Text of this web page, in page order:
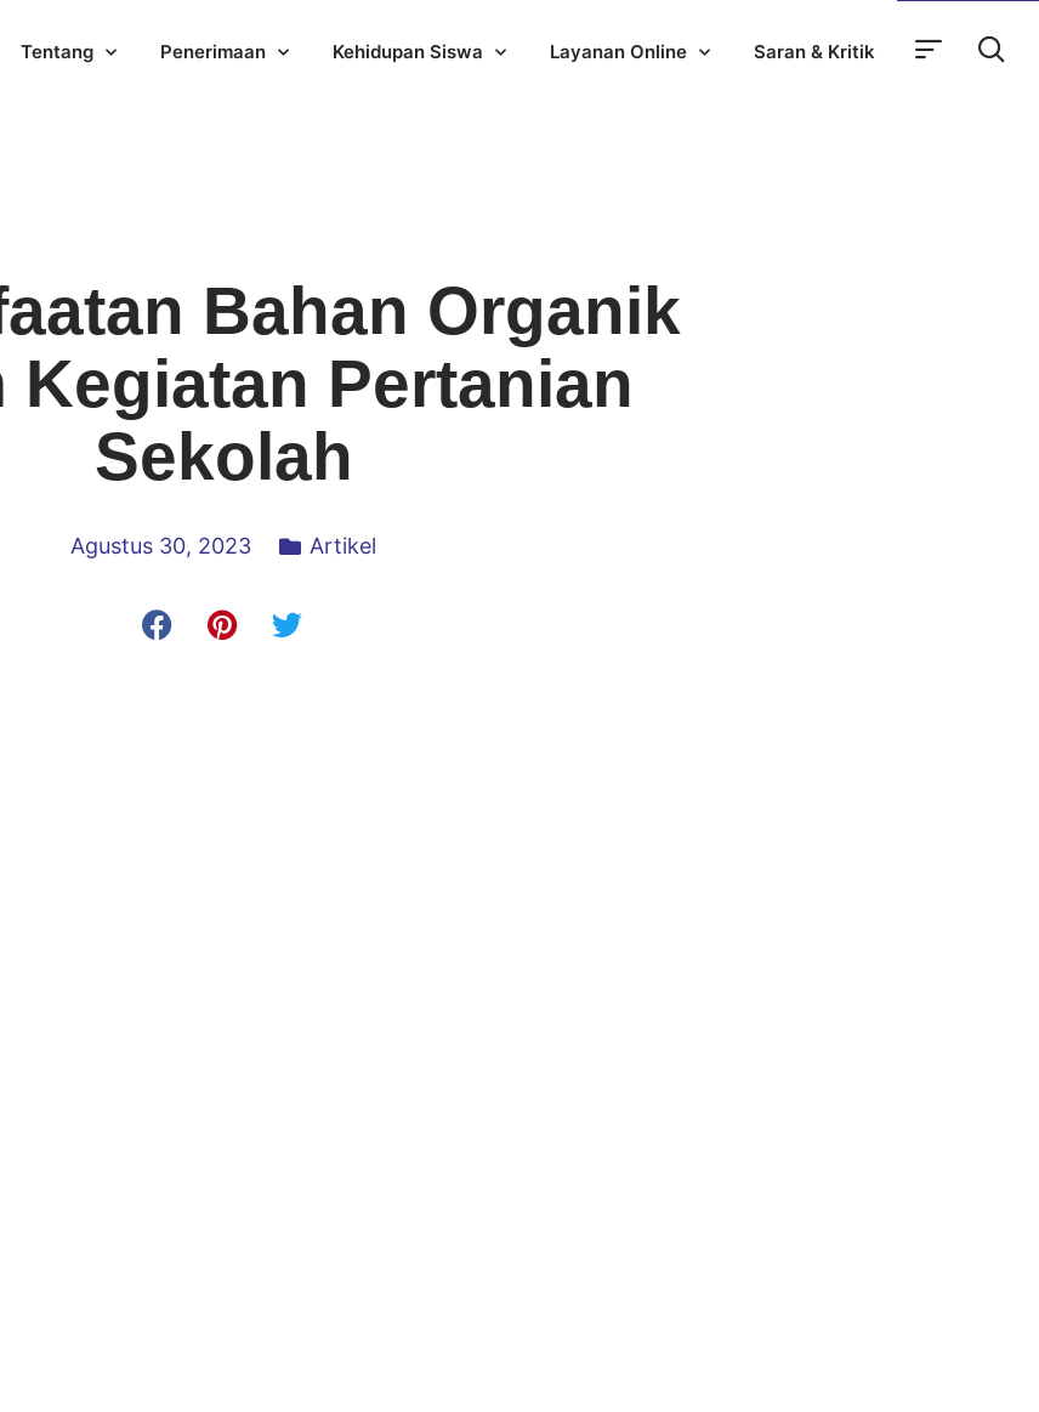
Tentang Penerimaan Kehidupan Siswa Layanan Online Saran & Kritik
Bahan Organik
Kegiatan Pertanian
Sekolah
Agustus 30, 2023 Artikel